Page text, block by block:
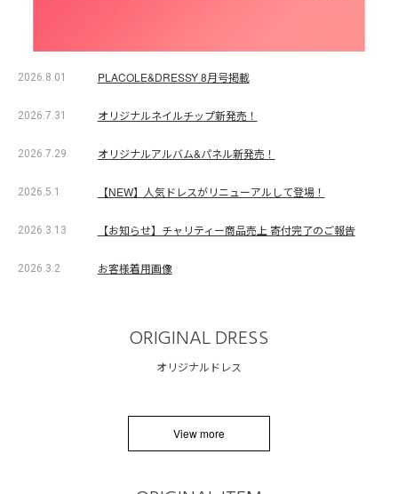
2026.8.01 PLACOLE&DRESSY 8月号掲載
2026.7.31 オリジナルネイルチップ新発売！
2026.7.29 オリジナルアルバム&パネル新発売！
2026.5.1 【NEW】人気ドレスがリニューアルして登場！
2026.3.13 【お知らせ】チャリティー商品売上 寄付完了のご報告
2026.3.2 お客様着用画像
ORIGINAL DRESS
オリジナルドレス
View more